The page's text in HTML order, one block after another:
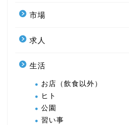
市場
求人
生活
お店（飲食以外）
ヒト
公園
習い事